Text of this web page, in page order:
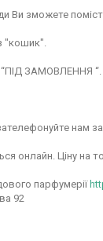
зможете
"кошик".
ЗАМОВЛЕННЯ “.
нам
онлайн. Ціну на
парфумерії
92